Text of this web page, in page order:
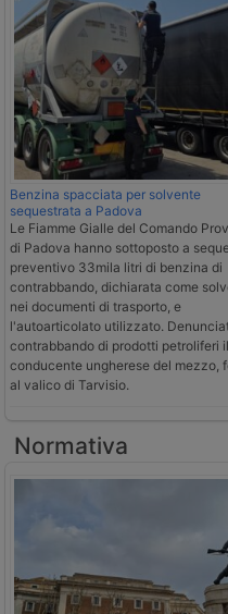
Benzina spacciata per solvente
sequestrata a Padova
Le Fiamme Gialle del Comando
di Padova hanno sottoposto a
preventivo 33mila litri di benzina di
contrabbando, dichiarata come
nei documenti di trasporto, e
l'autoarticolato utilizzato.
contrabbando di prodotti petroliferi il
conducente ungherese del mezzo,
al valico di Tarvisio.
Normativa